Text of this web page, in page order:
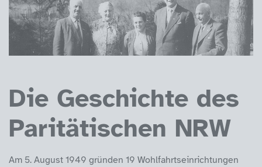
Die Geschichte des
Paritätischen NRW
Am 5. August 1949 gründen 19 Wohlfahrtseinrichtungen